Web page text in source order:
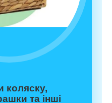
коляску,
та інші